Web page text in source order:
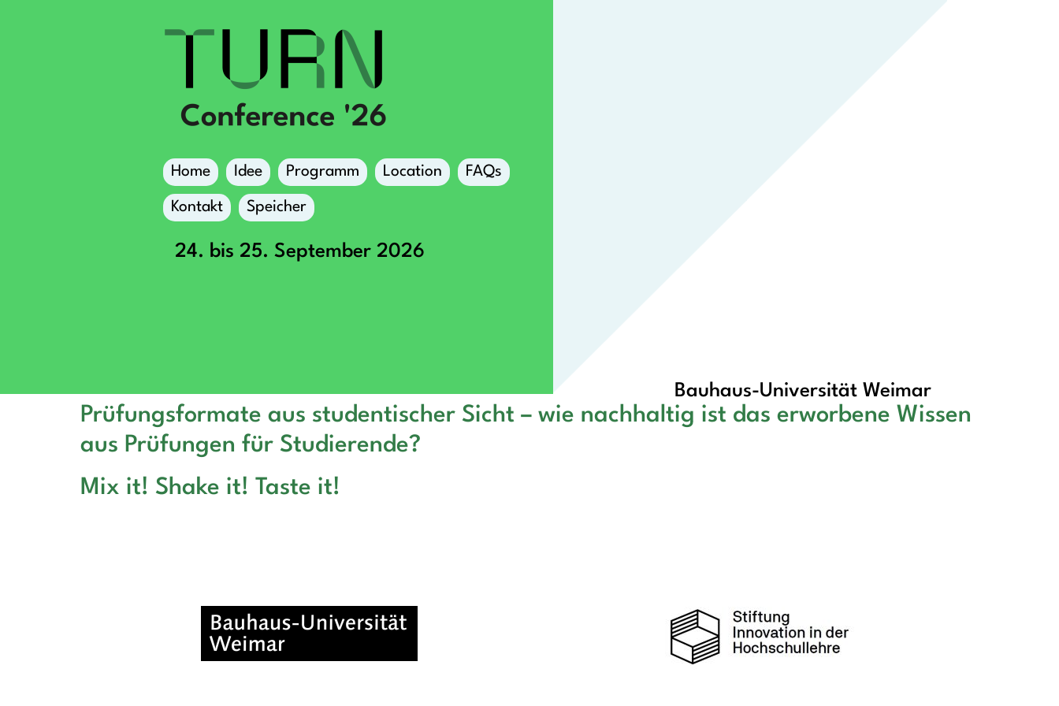
Home Idee Programm Location FAQs
Kontakt Speicher
24. bis 25. September 2026
Bauhaus-Universität Weimar
Prüfungsformate aus studentischer Sicht – wie nachhaltig ist das erworbene Wissen
aus Prüfungen für Studierende?
Mix it! Shake it! Taste it!